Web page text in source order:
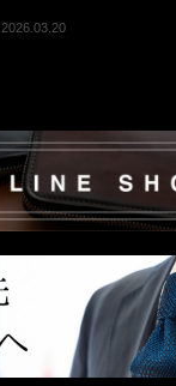
2026.03.20